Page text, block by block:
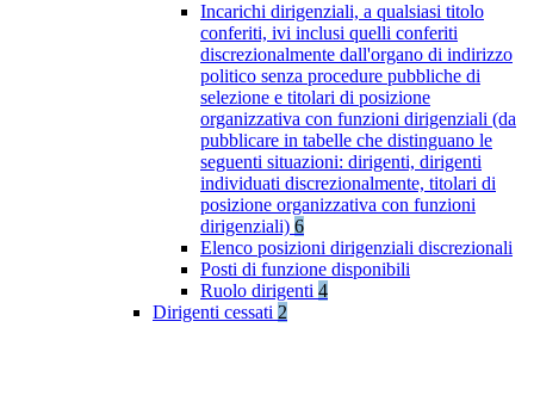
Incarichi dirigenziali, a qualsiasi titolo
conferiti, ivi inclusi quelli conferiti
discrezionalmente dall'organo di indirizzo
politico senza procedure pubbliche di
selezione e titolari di posizione
organizzativa con funzioni dirigenziali (da
pubblicare in tabelle che distinguano le
seguenti situazioni: dirigenti, dirigenti
individuati discrezionalmente, titolari di
posizione organizzativa con funzioni
dirigenziali) 6
Elenco posizioni dirigenziali discrezionali
Posti di funzione disponibili
Ruolo dirigenti 4
Dirigenti cessati 2